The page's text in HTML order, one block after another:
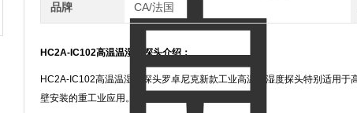
品牌 CA/法国
HC2A-IC102高温温湿度探头介绍：
HC2A-IC102高温温湿度探头罗卓尼克新款工业高温温湿度探头特别适用于
壁安装的重工业应用。